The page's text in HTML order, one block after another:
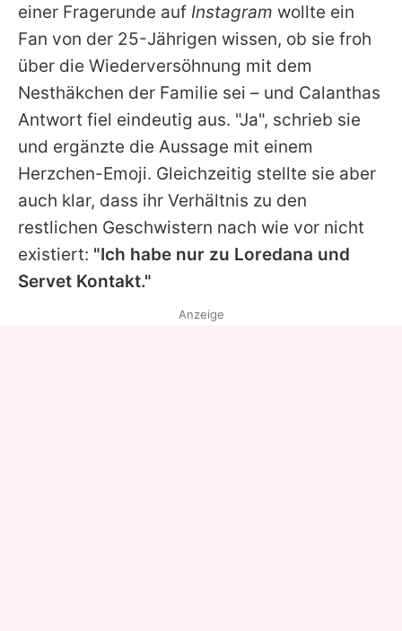
Utiq verwalten
einer Fragerunde auf Instagram wollte ein
Fan von der 25-Jährigen wissen, ob sie froh
über die Wiederversöhnung mit dem
Nesthäkchen der Familie sei – und Calanthas
Antwort fiel eindeutig aus. "Ja", schrieb sie
und ergänzte die Aussage mit einem
Herzchen-Emoji. Gleichzeitig stellte sie aber
auch klar, dass ihr Verhältnis zu den
restlichen Geschwistern nach wie vor nicht
existiert: "Ich habe nur zu Loredana und
Servet Kontakt."
Anzeige